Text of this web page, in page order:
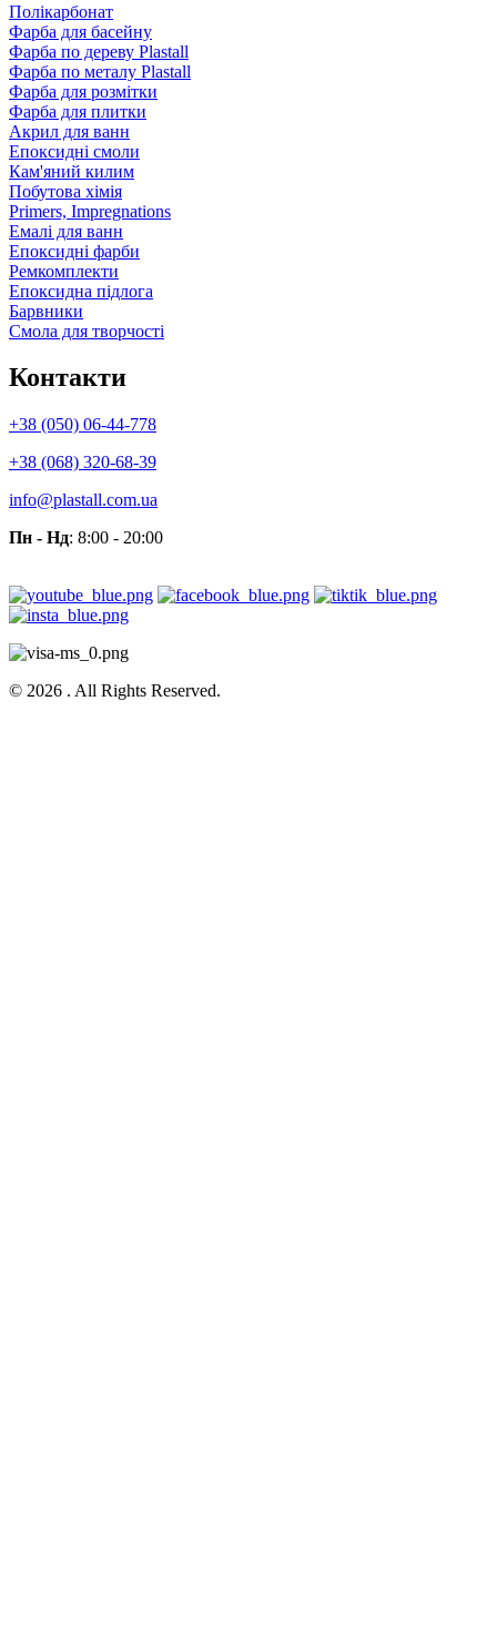
Полікарбонат
Фарба для басейну
Фарба по дереву Plastall
Фарба по металу Plastall
Фарба для розмітки
Фарба для плитки
Акрил для ванн
Епоксидні смоли
Кам'яний килим
Побутова хімія
Primers, Impregnations
Емалі для ванн
Епоксидні фарби
Ремкомплекти
Епоксидна підлога
Барвники
Смола для творчості
Контакти
+38 (050) 06-44-778
+38 (068) 320-68-39
info@plastall.com.ua
Пн - Нд: 8:00 - 20:00
© 2026 . All Rights Reserved.